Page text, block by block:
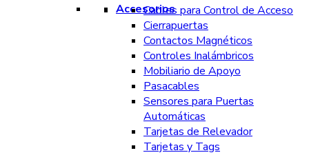
Accesorios
Cables para Control de Acceso
Cierrapuertas
Contactos Magnéticos
Controles Inalámbricos
Mobiliario de Apoyo
Pasacables
Sensores para Puertas
Automáticas
Tarjetas de Relevador
Tarjetas y Tags